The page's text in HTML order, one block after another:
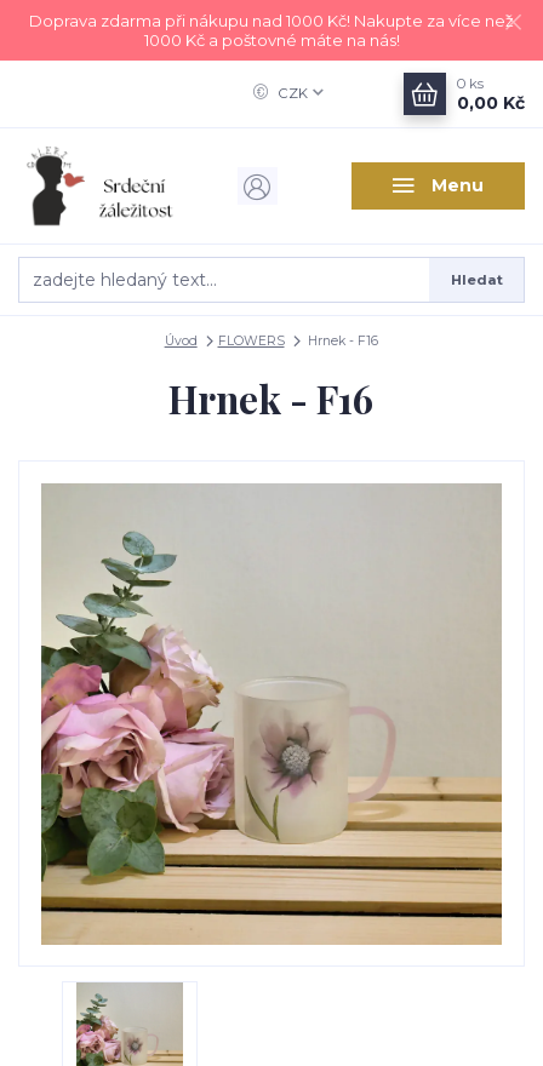
Doprava zdarma při nákupu nad 1000 Kč! Nakupte za více než
1000 Kč a poštovné máte na nás!
Menu
CZK
Hledat
0 ks
0,00 Kč
Úvod FLOWERS Hrnek - F16
Hrnek - F16